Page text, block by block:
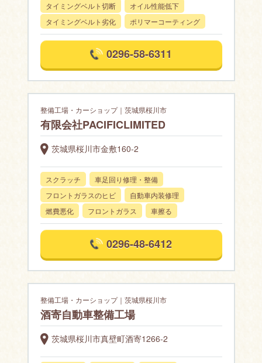
タイミングベルト切断
オイル性能低下
タイミングベルト劣化
ポリマーコーティング
0296-58-6311
整備工場・カーショップ｜茨城県桜川市
有限会社PACIFICLIMITED
茨城県桜川市金敷160-2
スクラッチ
車足回り修理・整備
フロントガラスのヒビ
自動車内装修理
燃費悪化
フロントガラス 車擦る
0296-48-6412
整備工場・カーショップ｜茨城県桜川市
酒寄自動車整備工場
茨城県桜川市真壁町酒寄1266-2